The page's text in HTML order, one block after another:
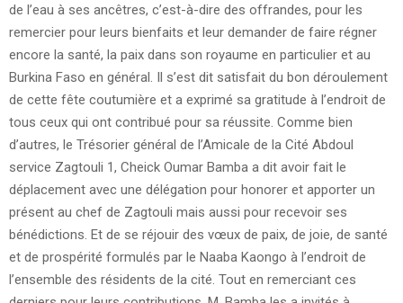
de l’eau à ses ancêtres, c’est-à-dire des offrandes, pour les
remercier pour leurs bienfaits et leur demander de faire régner
encore la santé, la paix dans son royaume en particulier et au
Burkina Faso en général. Il s’est dit satisfait du bon déroulement
de cette fête coutumière et a exprimé sa gratitude à l’endroit de
tous ceux qui ont contribué pour sa réussite. Comme bien
d’autres, le Trésorier général de l’Amicale de la Cité Abdoul
service Zagtouli 1, Cheick Oumar Bamba a dit avoir fait le
déplacement avec une délégation pour honorer et apporter un
présent au chef de Zagtouli mais aussi pour recevoir ses
bénédictions. Et de se réjouir des vœux de paix, de joie, de santé
et de prospérité formulés par le Naaba Kaongo à l’endroit de
l’ensemble des résidents de la cité. Tout en remerciant ces